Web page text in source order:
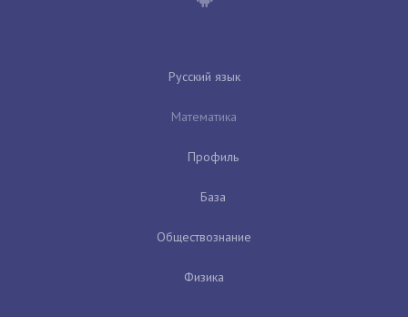
Русский язык
Математика
Профиль
База
Обществознание
Физика